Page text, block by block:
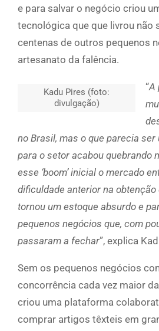
e para salvar o negócio criou
tecnológica que que livrou não
centenas de outros pequenos
artesanato da falência.
Kadu Pires (foto:
divulgação)
“A
no Brasil, mas o que parecia
para o setor acabou quebrando
esse ‘boom’ inicial o mercado
dificuldade anterior na
tornou um estoque absurdo e
pequenos negócios que, com
passaram a fechar”, explica
Sem os pequenos negócios
concorrência cada vez maior
criou uma plataforma
comprar artigos têxteis em